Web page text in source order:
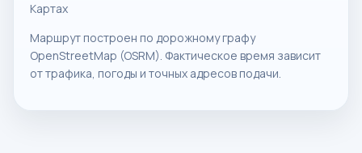
Картах
Маршрут построен по дорожному графу
OpenStreetMap (OSRM). Фактическое время зависит
от трафика, погоды и точных адресов подачи.